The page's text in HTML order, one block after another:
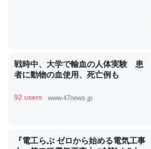
論文では「淡水はカルシウムも酸素も不
いる鋏角類（カブトガニ・ウミグモ）は
ずキチンを強化してる筈だが、酵素が違
─ニュース :: 【研究発表】昆虫学の大問題＝「
戦時中、大学で輸血の人体実験 患
者に動物の血使用、死亡例も
92 users www.47news.jp
『電工らぶ ゼロから始める電気工事